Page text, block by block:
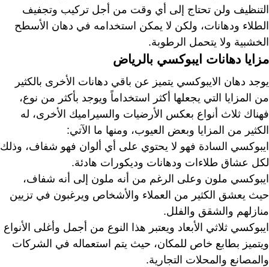
التنظيف ولن تحتاج إلى أي وقت من أجل تركيب وتجفيف
الطلاء ودهانات، ولكن لا يمكن استخدامه في دهان الأسطح
الخشبية ولا يتحمل الرطوبة.
مزايا دهانات ايبوكسي بالرياض
يوجد دهان الايبوكسي يتميز عن باقي دهانات الأخرى بالكثير
من المزايا التي يجعلها أكثر استخداماً ويوجد بأكثر من نوع،
فهناك ثلاث أنواع بعكس الأرضيات والسيراميك الأخرى، له
الكثير من المزايا وبعض العيوب، ومنها ما الآتي:
ايبوكسي السادة فهو لا يحتوي على أي ألوان فهو شفاف، وذلك
لكل عشاق طلاءات ودهانات وديكورات هادئة.
ايبوكسي ملون وعلى الرغم من أنه ملون إلى أنه شفاف،
حيث يعشق الكثير من العملاء والأشخاص ويرغبون في تزيين
منازلهم والشقق والفلل.
ايبوكسي ثلاثي الأبعاد ويعتبر هذا النوع من أجمل وأغلى الأنواع
ويتميز بطابع خاص للمكان، حيث يتم استعماله في الشركات
والمصانع والمحلات التجارية.